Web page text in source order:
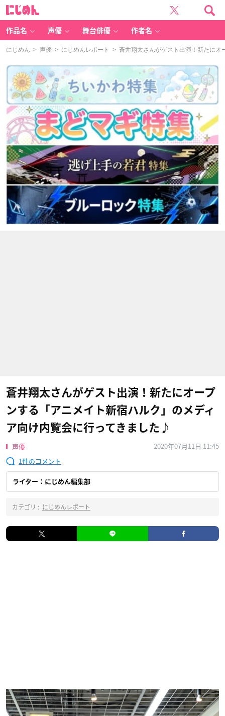
作品名 声優 舞台俳優 作者名
にじめん > 声優 > にじめんレポート > 蒼井翔太さんがゲスト出演！新たにオ
蒼井翔太さんがゲスト出演！新たにオープ
ンする「アニメイト新宿ハルク」のメディ
ア向け内覧会に行ってきました♪
声優
2020年07月11日 11:45
1
ライター：にじめん編集部
カテゴリ : にじめんレポート